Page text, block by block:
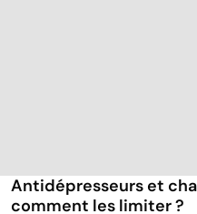
Antidépresseurs et
comment les limiter ?